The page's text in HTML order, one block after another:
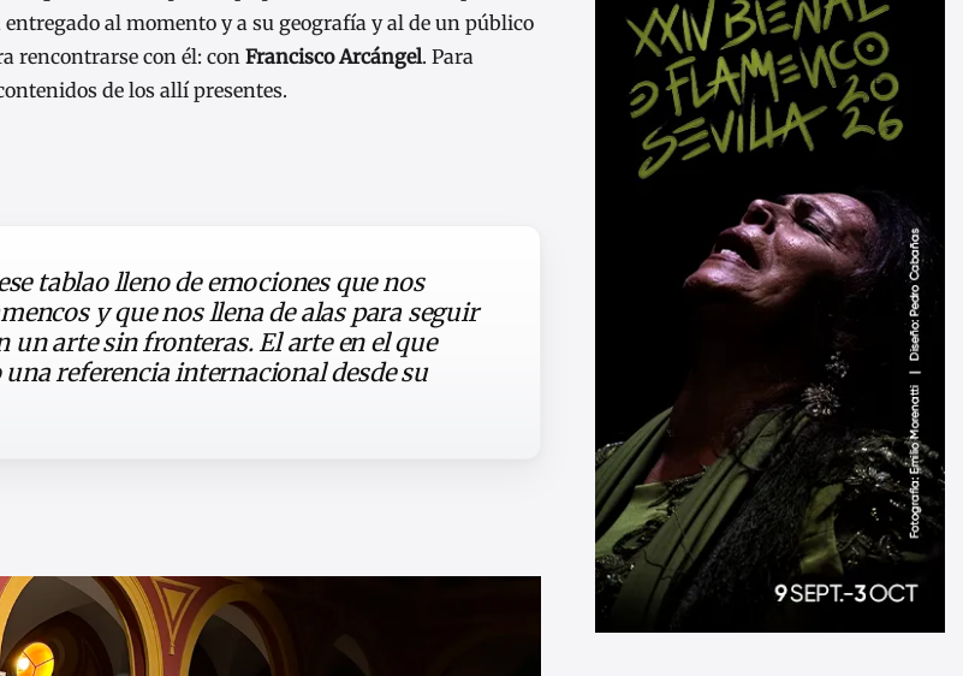
al momento y a su geografía y al de un público
rencontrarse con él: con Francisco Arcángel. Para
de los allí presentes.
tablao lleno de emociones que nos
y que nos llena de alas para seguir
un arte sin fronteras. El arte en el que
referencia internacional desde su